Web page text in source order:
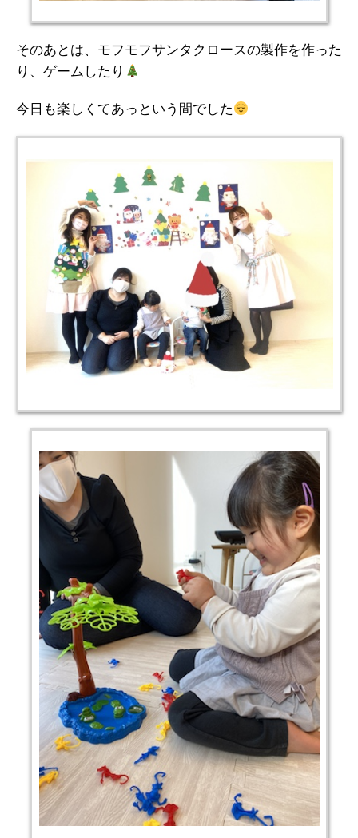
そのあとは、モフモフサンタクロースの製作を作った
り、ゲームしたり
今日も楽しくてあっという間でした